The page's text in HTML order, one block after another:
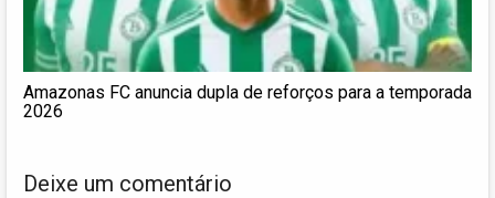
Amazonas FC anuncia dupla de reforços para a temporada
2026
Deixe um comentário